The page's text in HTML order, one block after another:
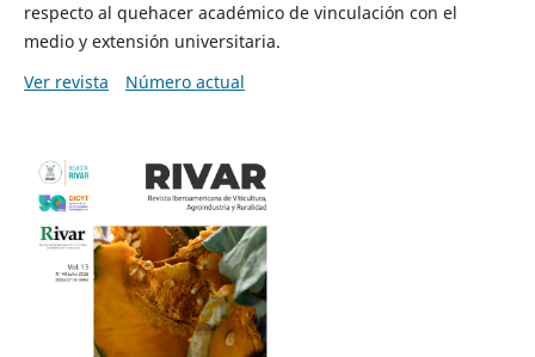
respecto al quehacer académico de vinculación con el
medio y extensión universitaria.
Ver revista
Número actual